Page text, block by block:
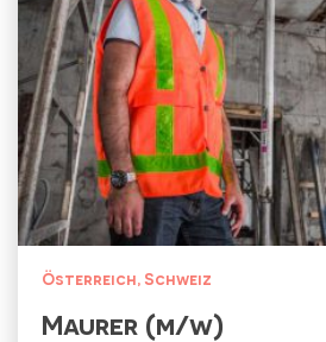
Österreich Schweiz
Maurer (m/w)